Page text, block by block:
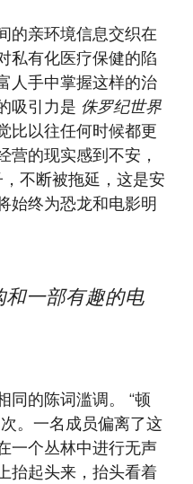
的亲环境信息交织在
私有化医疗保健的陷
人手中掌握这样的治
吸引力是 侏罗纪世界
比以往任何时候都更
营的现实感到不安，
不断被拖延，这是安
始终为恐龙和电影明
和一部有趣的电
同的陈词滥调。 “顿
。一名成员偏离了这
一个丛林中进行无声
抬起头来，抬头看着